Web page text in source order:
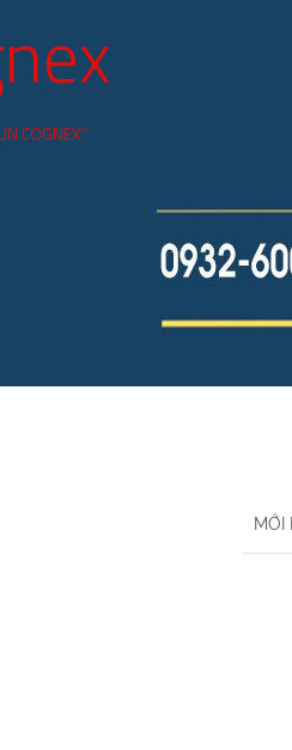
COGNEX”